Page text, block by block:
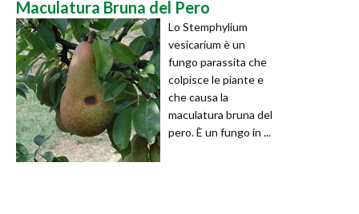
Maculatura Bruna del Pero
Lo Stemphylium
vesicarium è un
fungo parassita che
colpisce le piante e
che causa la
maculatura bruna del
pero. È un fungo in ...